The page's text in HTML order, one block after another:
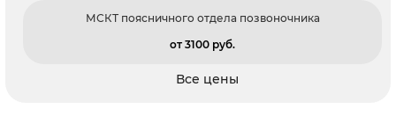
МСКТ поясничного отдела позвоночника
от 3100 pуб.
Все цены